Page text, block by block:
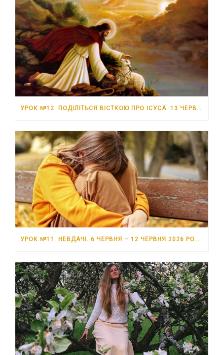
УРОК №12. ПОДІЛІТЬСЯ ВІСТКОЮ ПРО ІСУСА. 13 ЧЕРВНЯ – 19 ЧЕРВНЯ 2026 РОКУ
УРОК №11. НЕВДАЧІ. 6 ЧЕРВНЯ – 12 ЧЕРВНЯ 2026 РОКУ